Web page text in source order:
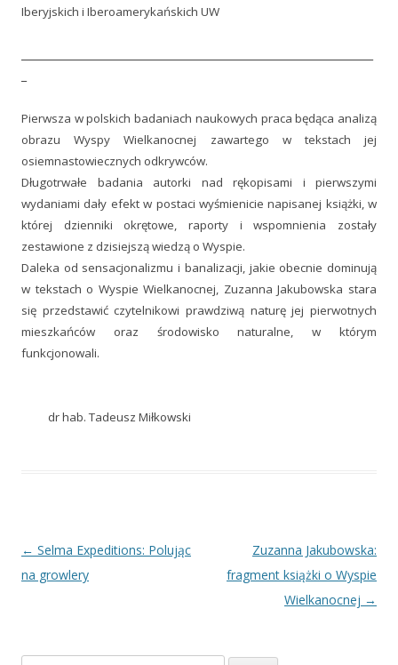
Iberyjskich i Iberoamerykańskich UW
Pierwsza w polskich badaniach naukowych praca będąca analizą
obrazu Wyspy Wielkanocnej zawartego w tekstach jej
osiemnastowiecznych odkrywców.
Długotrwałe badania autorki nad rękopisami i pierwszymi
wydaniami dały efekt w postaci wyśmienicie napisanej książki, w
której dzienniki okrętowe, raporty i wspomnienia zostały
zestawione z dzisiejszą wiedzą o Wyspie.
Daleka od sensacjonalizmu i banalizacji, jakie obecnie dominują
w tekstach o Wyspie Wielkanocnej, Zuzanna Jakubowska stara
się przedstawić czytelnikowi prawdziwą naturę jej pierwotnych
mieszkańców oraz środowisko naturalne, w którym
funkcjonowali.
dr hab. Tadeusz Miłkowski
Nawigacja
wpisu
← Selma Expeditions: Polując
na growlery
Zuzanna Jakubowska:
fragment książki o Wyspie
Wielkanocnej →